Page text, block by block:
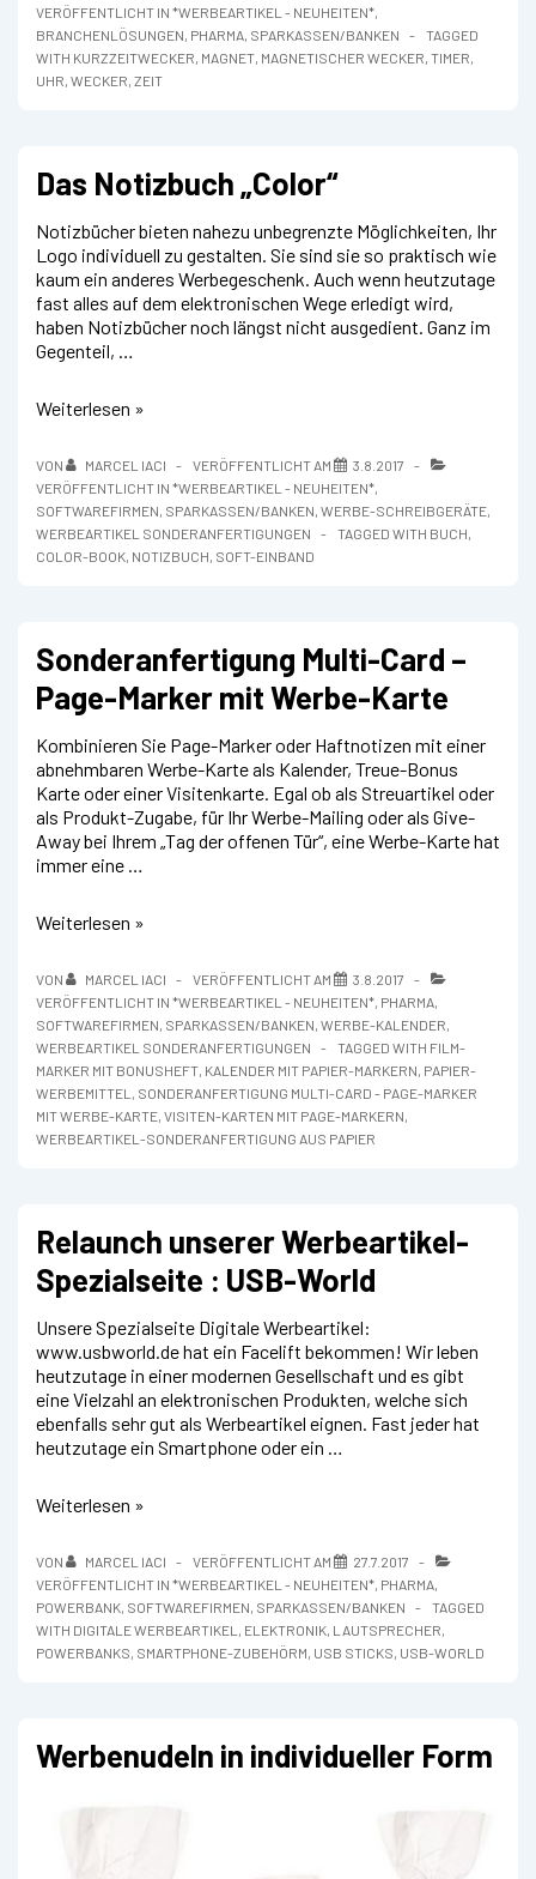
VERÖFFENTLICHT IN *WERBEARTIKEL - NEUHEITEN*,
BRANCHENLÖSUNGEN, PHARMA, SPARKASSEN/BANKEN
TAGGED
WITH KURZZEITWECKER, MAGNET, MAGNETISCHER WECKER, TIMER,
UHR, WECKER, ZEIT
Das Notizbuch „Color“
Notizbücher bieten nahezu unbegrenzte Möglichkeiten, Ihr
Logo individuell zu gestalten. Sie sind sie so praktisch wie
kaum ein anderes Werbegeschenk. Auch wenn heutzutage
fast alles auf dem elektronischen Wege erledigt wird,
haben Notizbücher noch längst nicht ausgedient. Ganz im
Gegenteil, …
Das
„Color“
Weiterlesen »
VON MARCEL IACI VERÖFFENTLICHT AM
3.8.2017
VERÖFFENTLICHT IN *WERBEARTIKEL - NEUHEITEN*,
SOFTWAREFIRMEN, SPARKASSEN/BANKEN, WERBE-SCHREIBGERÄTE,
WERBEARTIKEL SONDERANFERTIGUNGEN
TAGGED WITH BUCH,
COLOR-BOOK, NOTIZBUCH, SOFT-EINBAND
Sonderanfertigung Multi-Card –
Page-Marker mit Werbe-Karte
Kombinieren Sie Page-Marker oder Haftnotizen mit einer
abnehmbaren Werbe-Karte als Kalender, Treue-Bonus
Karte oder einer Visitenkarte. Egal ob als Streuartikel oder
als Produkt-Zugabe, für Ihr Werbe-Mailing oder als Give-
Away bei Ihrem „Tag der offenen Tür“, eine Werbe-Karte hat
immer eine …
Sonderanfertigung
Card
–
Page-
Marker
mit
Werbe-
Karte
Weiterlesen »
VON MARCEL IACI VERÖFFENTLICHT AM
3.8.2017
VERÖFFENTLICHT IN *WERBEARTIKEL - NEUHEITEN*, PHARMA,
SOFTWAREFIRMEN, SPARKASSEN/BANKEN, WERBE-KALENDER,
WERBEARTIKEL SONDERANFERTIGUNGEN
TAGGED WITH FILM-
MARKER MIT BONUSHEFT, KALENDER MIT PAPIER-MARKERN, PAPIER-
WERBEMITTEL , SONDERANFERTIGUNG MULTI-CARD - PAGE-MARKER
MIT WERBE-KARTE, VISITEN-KARTEN MIT PAGE-MARKERN,
WERBEARTIKEL-SONDERANFERTIGUNG AUS PAPIER
Relaunch unserer Werbeartikel-
Spezialseite : USB-World
Unsere Spezialseite Digitale Werbeartikel:
www.usbworld.de hat ein Facelift bekommen! Wir leben
heutzutage in einer modernen Gesellschaft und es gibt
eine Vielzahl an elektronischen Produkten, welche sich
ebenfalls sehr gut als Werbeartikel eignen. Fast jeder hat
heutzutage ein Smartphone oder ein …
Relaunch
Werbeartikel-
Spezialseite
:
USB-
World
Weiterlesen »
VON MARCEL IACI VERÖFFENTLICHT AM
27.7.2017
VERÖFFENTLICHT IN *WERBEARTIKEL - NEUHEITEN*, PHARMA,
POWERBANK, SOFTWAREFIRMEN, SPARKASSEN/BANKEN
TAGGED
WITH DIGITALE WERBEARTIKEL , ELEKTRONIK, LAUTSPRECHER,
POWERBANKS, SMARTPHONE-ZUBEHÖRM, USB STICKS, USB-WORLD
Werbenudeln in individueller Form